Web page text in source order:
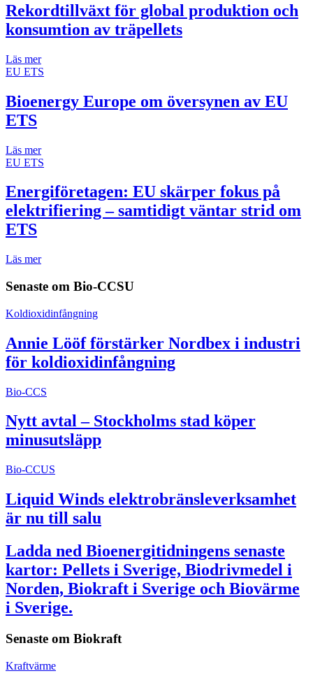
Rekordtillväxt för global produktion och
konsumtion av träpellets
Läs mer
EU ETS
Bioenergy Europe om översynen av EU
ETS
Läs mer
EU ETS
Energiföretagen: EU skärper fokus på
elektrifiering – samtidigt väntar strid om
ETS
Läs mer
Senaste om Bio-CCSU
Koldioxidinfångning
Annie Lööf förstärker Nordbex i industri
för koldioxidinfångning
Bio-CCS
Nytt avtal – Stockholms stad köper
minusutsläpp
Bio-CCUS
Liquid Winds elektrobränsleverksamhet
är nu till salu
Ladda ned Bioenergitidningens senaste
kartor: Pellets i Sverige, Biodrivmedel i
Norden, Biokraft i Sverige och Biovärme
i Sverige.
Senaste om Biokraft
Kraftvärme